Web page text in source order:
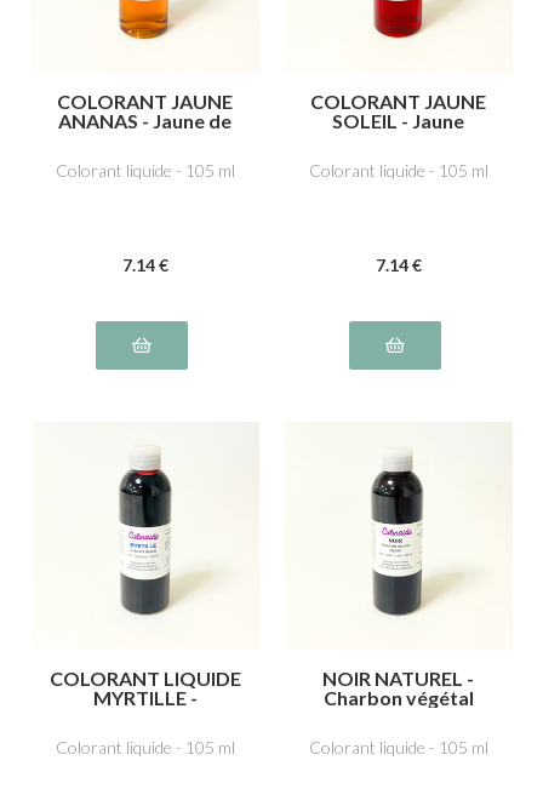
COLORANT JAUNE
ANANAS - Jaune de
Colorant liquide - 105 ml
7.14 €
COLORANT JAUNE
SOLEIL - Jaune
Colorant liquide - 105 ml
7.14 €
COLORANT LIQUIDE
MYRTILLE -
Indigotine, carmin
Colorant liquide - 105 ml
NOIR NATUREL -
Charbon végétal
Colorant liquide - 105 ml